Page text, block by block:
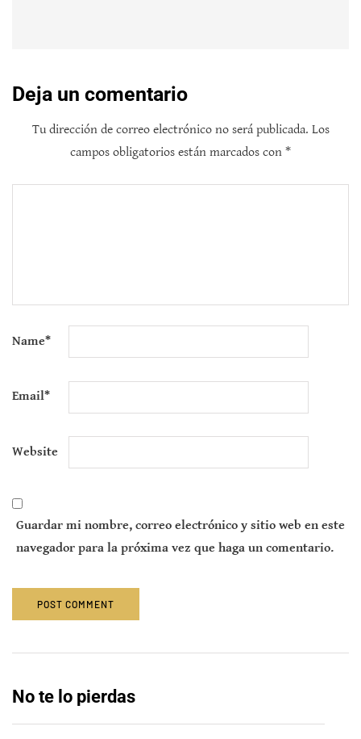
Deja un comentario
Tu dirección de correo electrónico no será publicada. Los
campos obligatorios están marcados con *
Name*
Email*
Website
Guardar mi nombre, correo electrónico y sitio web en este
navegador para la próxima vez que haga un comentario.
No te lo pierdas